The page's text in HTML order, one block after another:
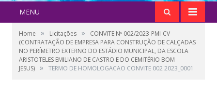
MENU
Home » Licitações »
CONVITE Nº 002/2023-PMI-CV
(CONTRATAÇÃO DE EMPRESA PARA CONSTRUÇÃO DE CALÇADAS
NO PERÍMETRO EXTERNO DO ESTÁDIO MUNICIPAL, DA ESCOLA
ARISTOTELES EMILIANO DE CASTRO E DO CEMITÉRIO BOM
JESUS) » TERMO DE HOMOLOGACAO CONVITE 002 2023_0001